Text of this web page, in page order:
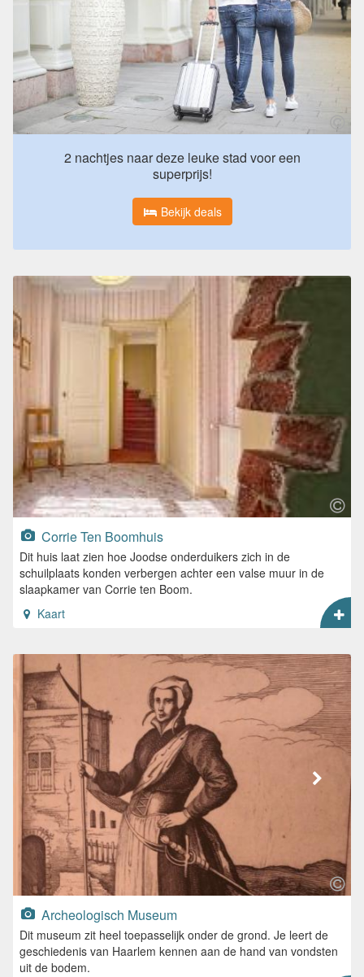
2 nachtjes naar deze leuke stad voor een
superprijs!
Bekijk deals
Corrie Ten Boomhuis
Dit huis laat zien hoe Joodse onderduikers zich in de
schuilplaats konden verbergen achter een valse muur in de
slaapkamer van Corrie ten Boom.
Kaart
Archeologisch Museum
Dit museum zit heel toepasselijk onder de grond. Je leert de
geschiedenis van Haarlem kennen aan de hand van vondsten
uit de bodem.